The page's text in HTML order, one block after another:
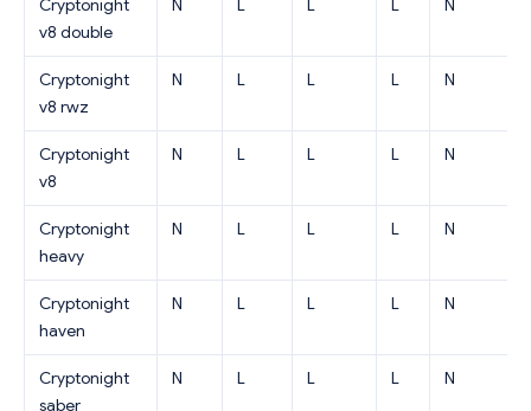
Cryptonight
v8 double
N L L L N
Cryptonight
v8 rwz
N L L L N
Cryptonight
v8
N L L L N
Cryptonight
heavy
N L L L N
Cryptonight
haven
N L L L N
Cryptonight
saber
N L L L N